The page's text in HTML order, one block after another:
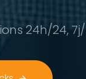
24h/24,